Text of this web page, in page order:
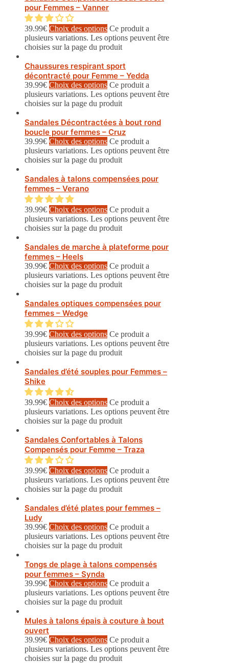
pour Femmes – Vanner
39.99€ Choix des options Ce produit a
plusieurs variations. Les options peuvent être
choisies sur la page du produit
Chaussures respirant sport
décontracté pour Femme – Yedda
39.99€ Choix des options Ce produit a
plusieurs variations. Les options peuvent être
choisies sur la page du produit
Sandales Décontractées à bout rond
boucle pour femmes – Cruz
39.99€ Choix des options Ce produit a
plusieurs variations. Les options peuvent être
choisies sur la page du produit
Sandales à talons compensées pour
femmes – Verano
39.99€ Choix des options Ce produit a
plusieurs variations. Les options peuvent être
choisies sur la page du produit
Sandales de marche à plateforme pour
femmes – Heels
39.99€ Choix des options Ce produit a
plusieurs variations. Les options peuvent être
choisies sur la page du produit
Sandales optiques compensées pour
femmes – Wedge
39.99€ Choix des options Ce produit a
plusieurs variations. Les options peuvent être
choisies sur la page du produit
Sandales d’été souples pour Femmes –
Shike
39.99€ Choix des options Ce produit a
plusieurs variations. Les options peuvent être
choisies sur la page du produit
Sandales Confortables à Talons
Compensés pour Femme – Traza
39.99€ Choix des options Ce produit a
plusieurs variations. Les options peuvent être
choisies sur la page du produit
Sandales d’été plates pour femmes –
Ludy
39.99€ Choix des options Ce produit a
plusieurs variations. Les options peuvent être
choisies sur la page du produit
Tongs de plage à talons compensés
pour femmes – Synda
39.99€ Choix des options Ce produit a
plusieurs variations. Les options peuvent être
choisies sur la page du produit
Mules à talons épais à couture à bout
ouvert
39.99€ Choix des options Ce produit a
plusieurs variations. Les options peuvent être
choisies sur la page du produit